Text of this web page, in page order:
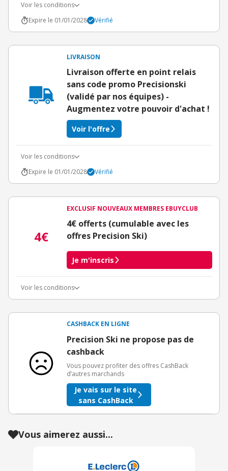
Voir les conditions
Expire le 01/01/2028
Vérifié
LIVRAISON
Livraison offerte en point relais
sans code promo Precisionski
(validé par nos équipes) -
Augmentez votre pouvoir d'achat !
Voir l'offre
Voir les conditions
Expire le 01/01/2028
Vérifié
4€
EXCLUSIF NOUVEAUX MEMBRES EBUYCLUB
4€ offerts (cumulable avec les
offres Precision Ski)
Je m'inscris
Voir les conditions
3€ de bienvenue crédités immédiatement + 1€ supplémentaire
Offre réservée à une toute première inscription chez eBuyClub.
CASHBACK EN LIGNE
Precision Ski ne propose pas de
cashback
Vous pouvez profiter des offres CashBack
d’autres marchands
Je vais sur le site
sans CashBack
Vous aimerez aussi...